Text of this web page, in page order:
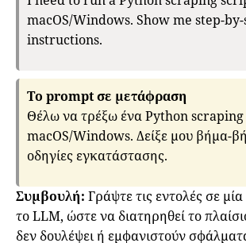
macOS/Windows. Show me step-
instructions.
To prompt σε μετάφραση
Θέλω να τρέξω ένα Python
macOS/Windows. Δείξε μου βήμα-
οδηγίες εγκατάστασης.
Συμβουλή: Γράψτε τις εντολές σε
το LLM, ώστε να διατηρηθεί το
δεν δουλέψει ή εμφανιστούν